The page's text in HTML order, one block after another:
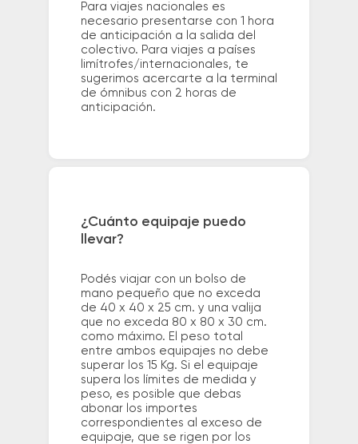
Para viajes nacionales es
necesario presentarse con 1 hora
de anticipación a la salida del
colectivo. Para viajes a países
limítrofes/internacionales, te
sugerimos acercarte a la terminal
de ómnibus con 2 horas de
anticipación.
¿Cuánto equipaje puedo
llevar?
Podés viajar con un bolso de
mano pequeño que no exceda
de 40 x 40 x 25 cm. y una valija
que no exceda 80 x 80 x 30 cm.
como máximo. El peso total
entre ambos equipajes no debe
superar los 15 Kg. Si el equipaje
supera los límites de medida y
peso, es posible que debas
abonar los importes
correspondientes al exceso de
equipaje, que se rigen por los